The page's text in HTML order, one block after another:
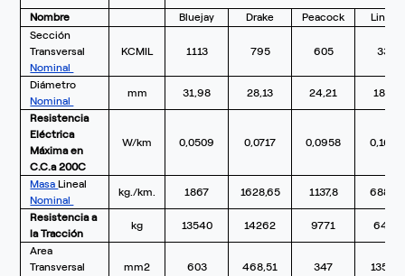
Nombre
Bluejay Drake Peacock
Linnet
Sección
Transversal
Nominal
KCMIL 1113 795 605 336
Diámetro
Nominal
mm 31,98 28,13 24,21
18,31
Resistencia
Eléctrica
Máxima en
C.C.a 200C
W/km 0,0509 0,0717 0,0958 0,1686
MasaLineal
Nominal
kg./km. 1867 1628,65 1137,8
688,31
Resistencia a
la Tracción
kg 13540 14262 9771
6400
Area
Transversal
mm2 603 468,51 347 135,03